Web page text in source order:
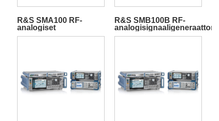
R&S SMA100 RF-
analogiset
signaaligeneraattorit
R&S SMB100B RF-
analogisignaaligeneraattorit